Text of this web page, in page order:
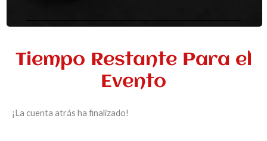
Tiempo Restante Para el
Evento
¡La cuenta atrás ha finalizado!